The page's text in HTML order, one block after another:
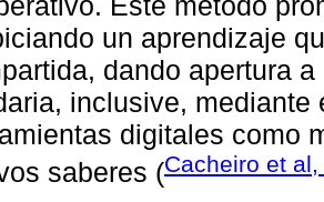
un aprendizaje
dando apertura
inclusive,
digitales como
saberes (Cacheiro et